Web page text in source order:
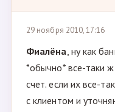
29 ноября 2010, 17:16
Фиалёна, ну как
*обычно* все-таки
счет. если их все-
с клиентом и